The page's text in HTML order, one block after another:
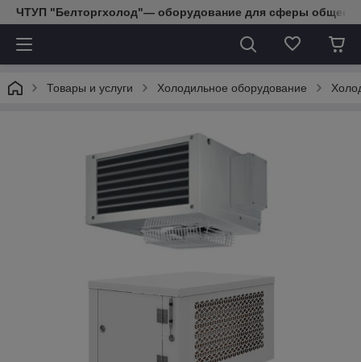
ЧТУП "Белторгхолод"— оборудование для сферы
Товары и услуги Холодильное оборудование